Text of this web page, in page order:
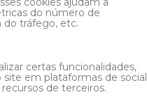
do número de
do tráfego, etc.
certas funcionalidades,
em plataformas de social
de terceiros.